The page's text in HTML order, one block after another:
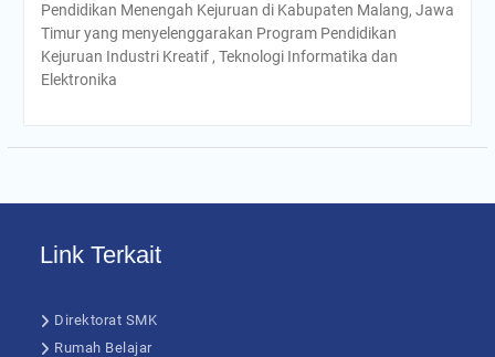
Pendidikan Menengah Kejuruan di Kabupaten Malang, Jawa
Timur yang menyelenggarakan Program Pendidikan
Kejuruan Industri Kreatif , Teknologi Informatika dan
Elektronika
Link Terkait
Direktorat SMK
Rumah Belajar